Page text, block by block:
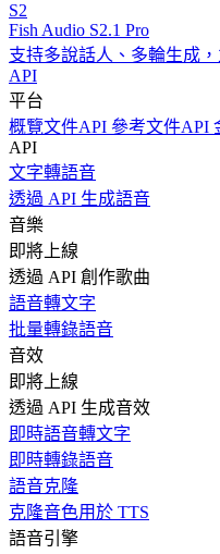
S2
Fish Audio S2.1 Pro
支持多說話人、多輪生成
API
平台
概覽文件API 參考文件API
API
文字轉語音
透過 API 生成語音
音樂
即將上線
透過 API 創作歌曲
語音轉文字
批量轉錄語音
音效
即將上線
透過 API 生成音效
即時語音轉文字
即時轉錄語音
語音克隆
克隆音色用於 TTS
語音引擎